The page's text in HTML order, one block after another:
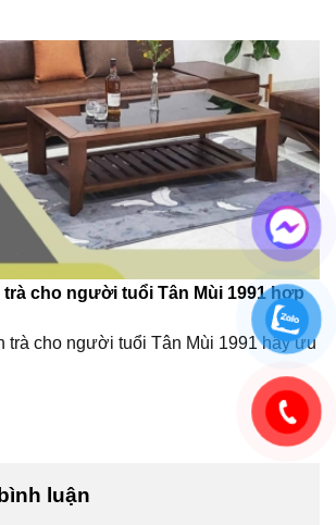
trà cho người tuổi Tân Mùi 1991 hợp
trà cho người tuổi Tân Mùi 1991 hãy ưu
luận